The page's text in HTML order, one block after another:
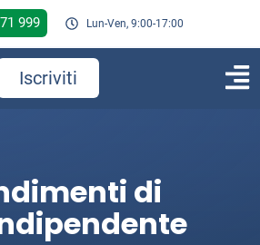
999 Lun-Ven, 9:00-17:00
Iscriviti
di